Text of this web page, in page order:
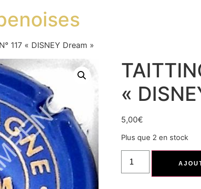
117 « DISNEY Dream »
«
5,00€
Plus que 2 en stock